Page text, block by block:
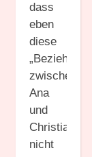
dass
eben
diese
„Beziehung“
zwischen
Ana
und
Christian
nicht